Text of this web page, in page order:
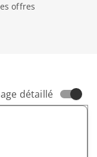
offres
détaillé